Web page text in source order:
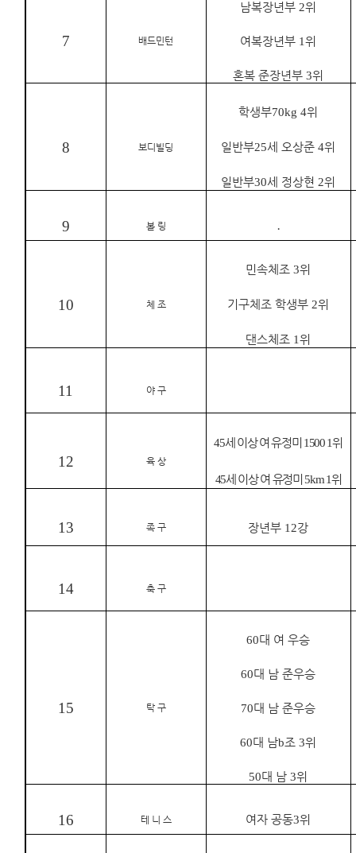
7 배드민턴
남복장년부 2위
여복장년부 1위
혼복 준장년부 3위
8 보디빌딩
학생부70kg 4위
일반부25세 오상준 4위
일반부30세 정상현 2위
9 볼 링 ․
10 체 조
민속체조 3위
기구체조 학생부 2위
댄스체조 1위
11 야 구
12 육 상
45세 이상 여 유정미 1500 1위
45세 이상 여 유정미 5km 1위
13 족 구 장년부 12강
14 축 구
15 탁 구
60대 여 우승
60대 남 준우승
70대 남 준우승
60대 남b조 3위
50대 남 3위
16 테 니 스 여자 공동3위